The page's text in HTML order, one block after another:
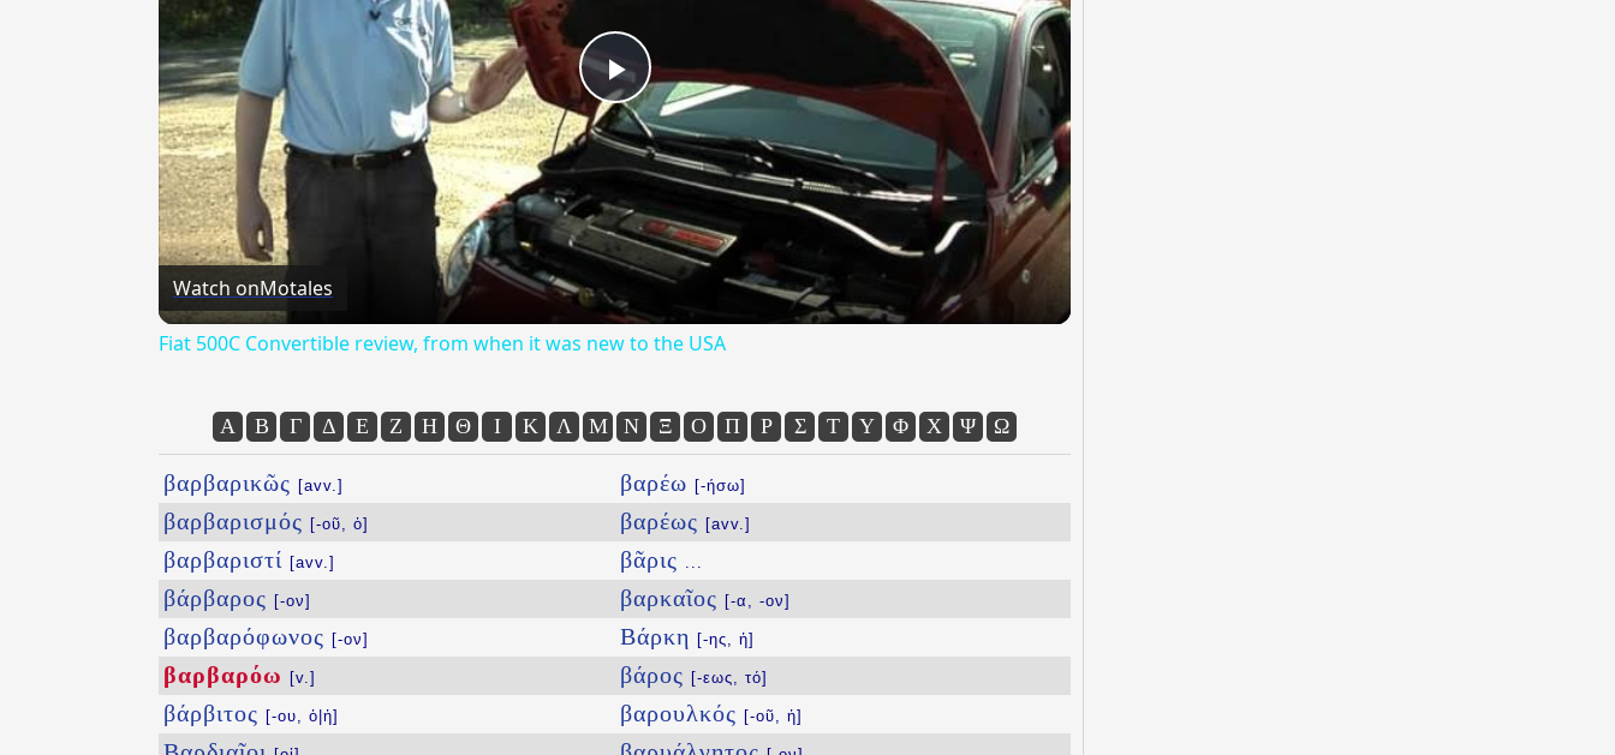
Play
Video
Watch onMotales
Fiat 500C Convertible review, from when it was new to the USA
Α Β Γ Δ Ε Ζ Η Θ Ι Κ Λ Μ Ν Ξ Ο Π Ρ Σ Τ Υ Φ Χ Ψ Ω
βαρβαρικῶς [avv.]
βαρβαρισμός [-οῦ, ὁ]
βαρβαριστί [avv.]
βάρβαρος [-ον]
βαρβαρόφωνος [-ον]
βαρβαρόω [v.]
βάρβιτος [-ου, ὁ|ἡ]
βαρέω [-ήσω]
βαρέως [avv.]
βᾶρις
βαρκαῖος [-α, -ον]
Βάρκη [-ης, ἡ]
βάρος [-εως, τό]
βαρουλκός [-οῦ, ἡ]